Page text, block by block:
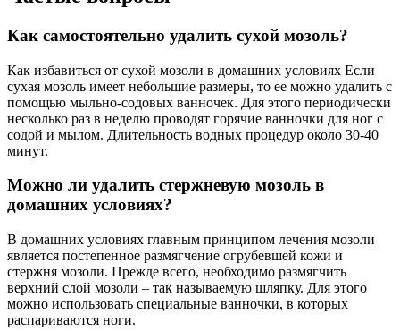
Как самостоятельно удалить сухой мозоль?
Как избавиться от сухой мозоли в домашних условиях Если
сухая мозоль имеет небольшие размеры, то ее можно удалить с
помощью мыльно-содовых ванночек. Для этого периодически
несколько раз в неделю проводят горячие ванночки для ног с
содой и мылом. Длительность водных процедур около 30-40
минут.
Можно ли удалить стержневую мозоль в
домашних условиях?
В домашних условиях главным принципом лечения мозоли
является постепенное размягчение огрубевшей кожи и
стержня мозоли. Прежде всего, необходимо размягчить
верхний слой мозоли – так называемую шляпку. Для этого
можно использовать специальные ванночки, в которых
распариваются ноги.